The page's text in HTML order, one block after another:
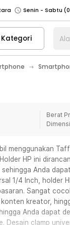
Barat
Senin -
Senin - Jumat
Senin - Jumat
Senin - Sabtu
Senin - Sabtu
Barat
Senin -
Senin - Jumat
Senin - Jumat
Kategori
Berat
menggunakan
HP ini
Anda
1/4 Inch, holder
Sangat
kreator,
Anda dapat
Desain clamp